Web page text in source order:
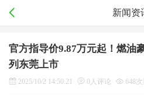
新闻资
官方指导价9.87万元起！燃油
列东莞上市
2025/10/2 14:50:21 0人评论 648